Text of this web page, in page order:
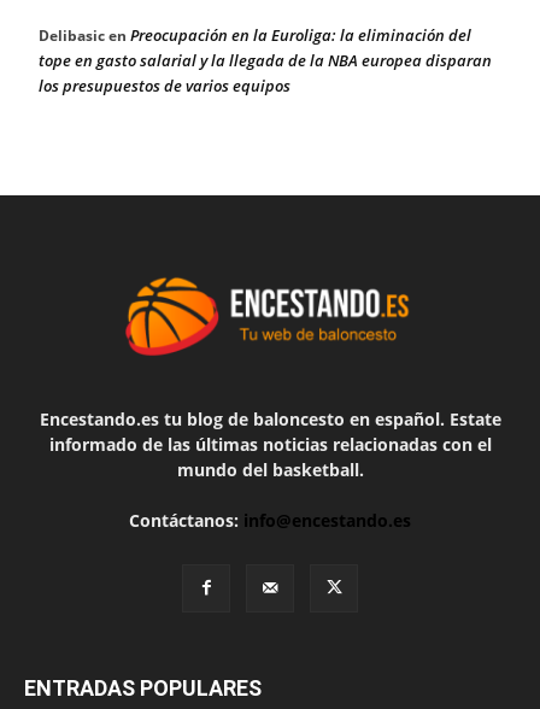
Delibasicen Preocupación en la Euroliga: la eliminación del
tope en gasto salarial y la llegada de la NBA europea disparan
los presupuestos de varios equipos
Encestando.es tu blog de baloncesto en español. Estate
informado de las últimas noticias relacionadas con el
mundo del basketball.
Contáctanos: info@encestando.es
ENTRADAS POPULARES